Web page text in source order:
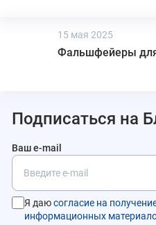
15 мая 2025
Фальшфейеры
Подписаться на
Ваш e-mail
Я даюсогласие на
информационных